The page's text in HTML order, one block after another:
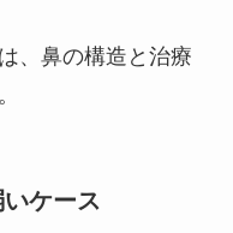
、鼻の構造と治療
ケース